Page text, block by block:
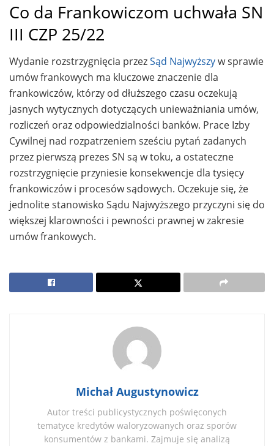
Co da Frankowiczom uchwała SN
III CZP 25/22
Wydanie rozstrzygnięcia przezSąd Najwyższyw sprawie
umów frankowych ma kluczowe znaczenie dla
frankowiczów, którzy od dłuższego czasu oczekują
jasnych wytycznych dotyczących unieważniania umów,
rozliczeń oraz odpowiedzialności banków. Prace Izby
Cywilnej nad rozpatrzeniem sześciu pytań zadanych
przez pierwszą prezes SN są w toku, a ostateczne
rozstrzygnięcie przyniesie konsekwencje dla tysięcy
frankowiczów i procesów sądowych. Oczekuje się, że
jednolite stanowisko Sądu Najwyższego przyczyni się do
większej klarowności i pewności prawnej w zakresie
umów frankowych.
Michał Augustynowicz
Autor treści publicystycznych poświęconych
tematyce kredytów waloryzowanych oraz sporów
konsumentów z bankami. Zajmuje się analizą